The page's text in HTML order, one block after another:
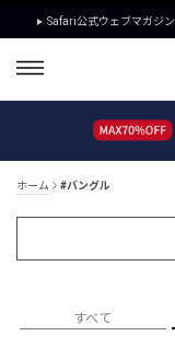
Safari公式ウェブマガジン
ホーム #バングル
すべて